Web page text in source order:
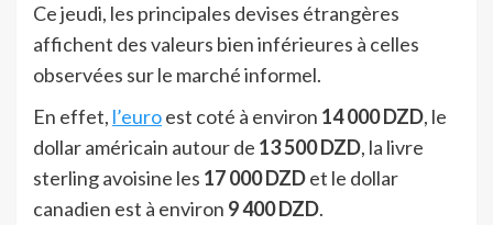
Ce jeudi, les principales devises étrangères
affichent des valeurs bien inférieures à celles
observées sur le marché informel.
En effet, l’euroest coté à environ 14 000 DZD, le
dollar américain autour de 13 500 DZD, la livre
sterling avoisine les 17 000 DZDet le dollar
canadien est à environ 9 400 DZD.